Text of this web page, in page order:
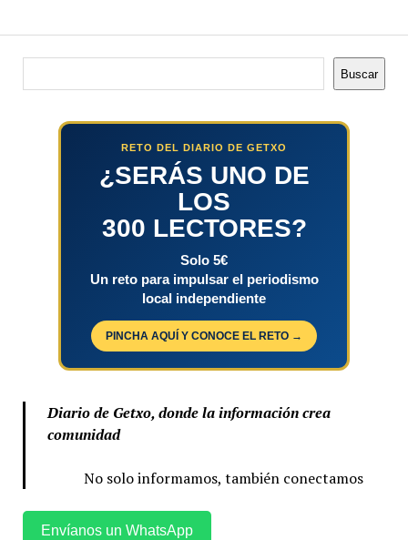
Buscar
RETO DEL DIARIO DE GETXO
¿SERÁS UNO DE
LOS
300 LECTORES?
Solo 5€
Un reto para impulsar el periodismo
local independiente
PINCHA AQUÍ Y CONOCE EL RETO →
Diario de Getxo, donde la información crea
comunidad
No solo informamos, también conectamos
Envíanos un WhatsApp